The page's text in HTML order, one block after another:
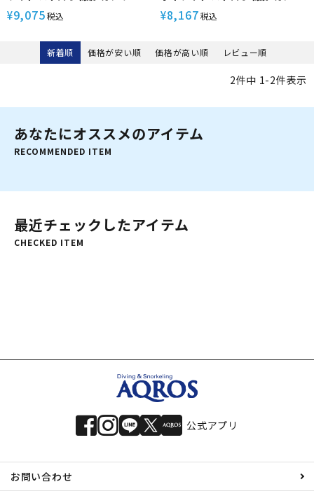
ミラーレス TG Gopro The
Standard ダイビング アクセサ
¥9,075税込
一眼 ミラーレス TG Gopro The
Standard ダイビング アクセサ
¥8,167税込
新着順 価格が安い順 価格が高い順 レビュー順
2件中 1-2件表示
あなたにオススメのアイテム
RECOMMENDED ITEM
最近チェックしたアイテム
CHECKED ITEM
公式アプリ
お問い合わせ